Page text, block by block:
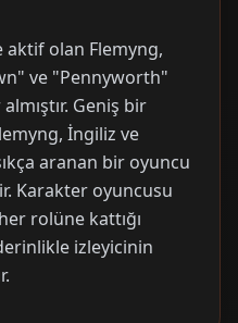
aktif olan Flemyng,
ve "Pennyworth"
Geniş bir
İngiliz ve
aranan bir oyuncu
Karakter oyuncusu
rolüne kattığı
izleyicinin